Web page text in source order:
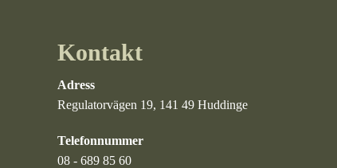
Kontakt
Adress
Regulatorvägen 19, 141 49 Huddinge
Telefonnummer
08 - 689 85 60